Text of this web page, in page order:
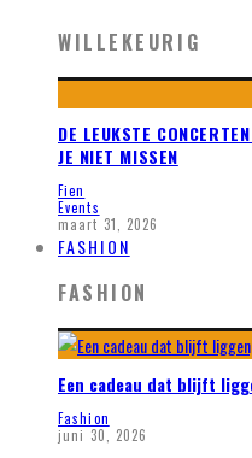
WILLEKEURIG
DE LEUKSTE
JE NIET MISSEN
Fien
Events
maart 31, 2026
FASHION
FASHION
Een cadeau dat blijft
Fashion
juni 30, 2026